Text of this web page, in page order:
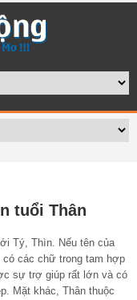
tuổi Thân
Tý, Thìn. Nếu tên của
có các chữ trong tam hợp
sự trợ giúp rất lớn và có
Mặt khác, Thân thuộc